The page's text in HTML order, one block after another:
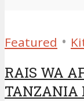
Featured •
RAIS WA
TANZANIA